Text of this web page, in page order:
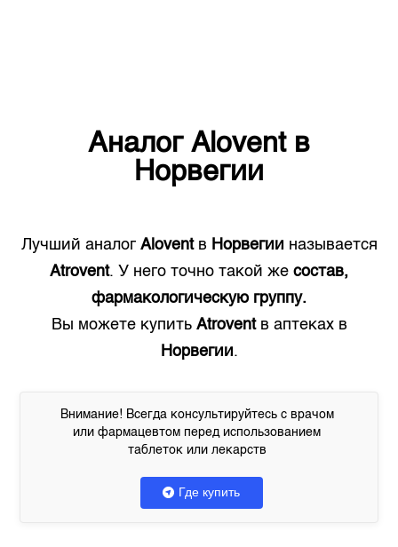
Аналог Aloventв
Норвегии
Лучший аналог Aloventв Норвегии называется
Atrovent. У него точно такой же состав,
фармакологическую группу.
Вы можете купить Atroventв аптеках в
Норвегии.
Внимание! Всегда консультируйтесь с врачом
или фармацевтом перед использованием
таблеток или лекарств
Где купить